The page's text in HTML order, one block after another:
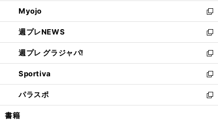
く
で
開
く
ド
ウ
で
開
く
ウ
ィ
ン
ド
ウ
で
開
く
Myojo
新
し
い
ウ
ィ
ン
ド
ウ
で
開
週プレNEWS
新
し
い
ウ
ィ
ン
ド
ウ
週プレ グラジャパ!
新
し
い
ウ
ィ
ン
Sportiva
新
し
い
ウ
パラスポ
新
し
書籍